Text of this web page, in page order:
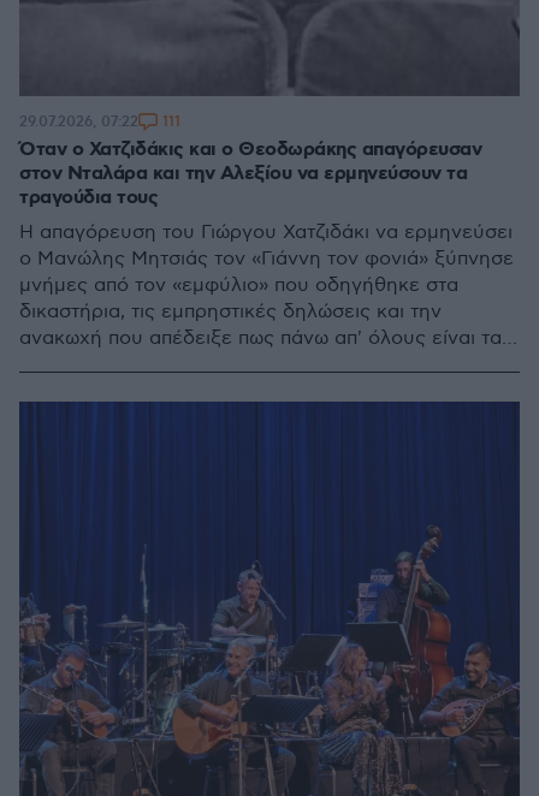
Όταν ο Χατζιδάκις και ο Θεοδωράκης απαγόρευσαν
στον Νταλάρα και την Αλεξίου να ερμηνεύσουν τα
τραγούδια τους
Η απαγόρευση του Γιώργου Χατζιδάκι να ερμηνεύσει
ο Μανώλης Μητσιάς τον «Γιάννη τον φονιά» ξύπνησε
μνήμες από τον «εμφύλιο» που οδηγήθηκε στα
δικαστήρια, τις εμπρηστικές δηλώσεις και την
ανακωχή που απέδειξε πως πάνω απ' όλους είναι τα
29.07.2026, 07:22 111